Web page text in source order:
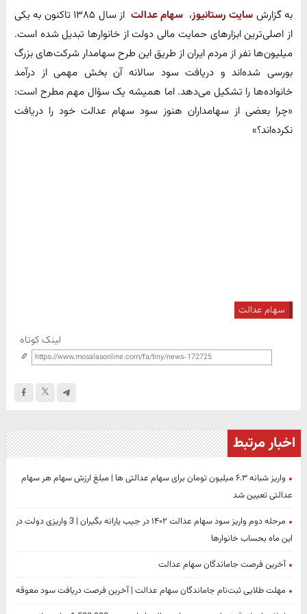
به گزارش سایت رستانیوز، سهام عدالت
از سال ۱۳۸۵ تاکنون به یکی
از اصلی‌ترین ابزارهای حمایت مالی دولت از خانوارها تبدیل شده است.
میلیون‌ها نفر از مردم ایران از طریق این طرح سهامدار شرکت‌های بزرگ
بورسی شده‌اند و دریافت سود سالانه آن بخش مهمی از درآمد
خانواده‌ها را تشکیل می‌دهد. اما همیشه یک سؤال مهم مطرح است:
«چرا بعضی از سهامداران هنوز سود سهام عدالت خود را دریافت
نکرده‌اند؟»
سهام عدالت
لینک کوتاه
اخبار مرتبط
واریز شبانه ۶.۳ میلیون تومان برای سهام عدالتی ها | مبلغ ارزش سهام هر سهام
عدالتی تعیین شد
مرحله دوم واریز سود سهام عدالت ۱۴۰۲ در جیب یارانه بگیران | 3 واریزی دولت در
این ماه بحساب خانوارها
آخرین فرصت جاماندگان سهام عدالت
مهلت طلایی ثبت‌نام جاماندگان سهام عدالت | آخرین فرصت دریافت سود معوقه